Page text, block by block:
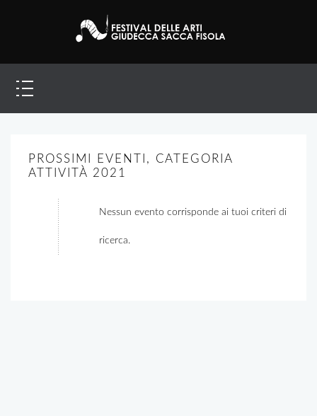
PROSSIMI EVENTI, CATEGORIA
ATTIVITÀ 2021
Nessun evento corrisponde ai tuoi criteri di
ricerca.